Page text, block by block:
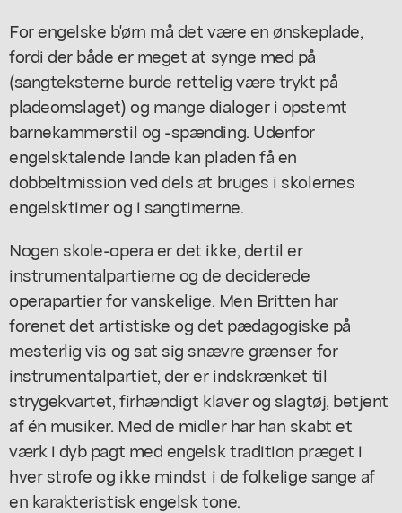
For engelske b'ørn må det være en ønskeplade,
fordi der både er meget at synge med på
(sangteksterne burde rettelig være trykt på
pladeomslaget) og mange dialoger i opstemt
barnekammerstil og -spænding. Udenfor
engelsktalende lande kan pladen få en
dobbeltmission ved dels at bruges i skolernes
engelsktimer og i sangtimerne.
Nogen skole-opera er det ikke, dertil er
instrumentalpartierne og de deciderede
operapartier for vanskelige. Men Britten har
forenet det artistiske og det pædagogiske på
mesterlig vis og sat sig snævre grænser for
instrumentalpartiet, der er indskrænket til
strygekvartet, firhændigt klaver og slagtøj, betjent
af én musiker. Med de midler har han skabt et
værk i dyb pagt med engelsk tradition præget i
hver strofe og ikke mindst i de folkelige sange af
en karakteristisk engelsk tone.